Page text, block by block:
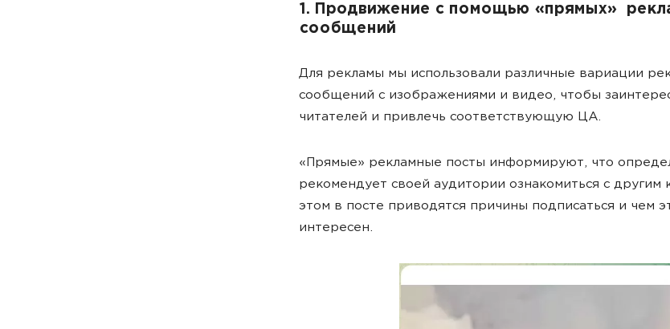
1. Продвижение с помощью «прямых»
сообщений
Для рекламы мы использовали различные вариации
сообщений с изображениями и видео, чтобы
читателей и привлечь соответствующую ЦА.
«Прямые» рекламные посты информируют, что
рекомендует своей аудитории ознакомиться с другим
этом в посте приводятся причины подписаться и чем
интересен.